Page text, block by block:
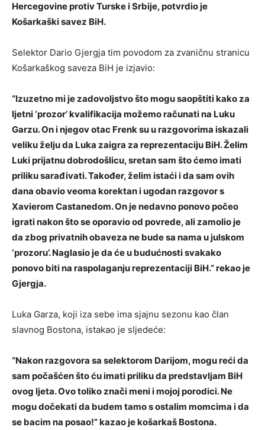
Hercegovine protiv Turske i Srbije, potvrdio je
Košarkaški savez BiH.
Selektor Dario Gjergja tim povodom za zvaničnu stranicu
Košarkaškog saveza BiH je izjavio:
“Izuzetno mi je zadovoljstvo što mogu saopštiti kako za
ljetni ‘prozor’ kvalifikacija možemo računati na Luku
Garzu. On i njegov otac Frenk su u razgovorima iskazali
veliku želju da Luka zaigra za reprezentaciju BiH. Želim
Luki prijatnu dobrodošlicu, sretan sam što ćemo imati
priliku sarađivati. Također, želim istaći i da sam ovih
dana obavio veoma korektan i ugodan razgovor s
Xavierom Castanedom. On je nedavno ponovo počeo
igrati nakon što se oporavio od povrede, ali zamolio je
da zbog privatnih obaveza ne bude sa nama u julskom
‘prozoru’. Naglasio je da će u budućnosti svakako
ponovo biti na raspolaganju reprezentaciji BiH.” rekao je
Gjergja.
Luka Garza, koji iza sebe ima sjajnu sezonu kao član
slavnog Bostona, istakao je sljedeće:
“Nakon razgovora sa selektorom Darijom, mogu reći da
sam počašćen što ću imati priliku da predstavljam BiH
ovog ljeta. Ovo toliko znači meni i mojoj porodici. Ne
mogu dočekati da budem tamo s ostalim momcima i da
se bacim na posao!” kazao je košarkaš Bostona.